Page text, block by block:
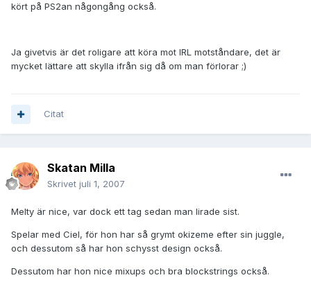
kört på PS2an någongång också.
Ja givetvis är det roligare att köra mot IRL motståndare, det är
mycket lättare att skylla ifrån sig då om man förlorar ;)
Citat
Skatan Milla
Skrivet juli 1, 2007
Melty är nice, var dock ett tag sedan man lirade sist.
Spelar med Ciel, för hon har så grymt okizeme efter sin juggle,
och dessutom så har hon schysst design också.
Dessutom har hon nice mixups och bra blockstrings också.